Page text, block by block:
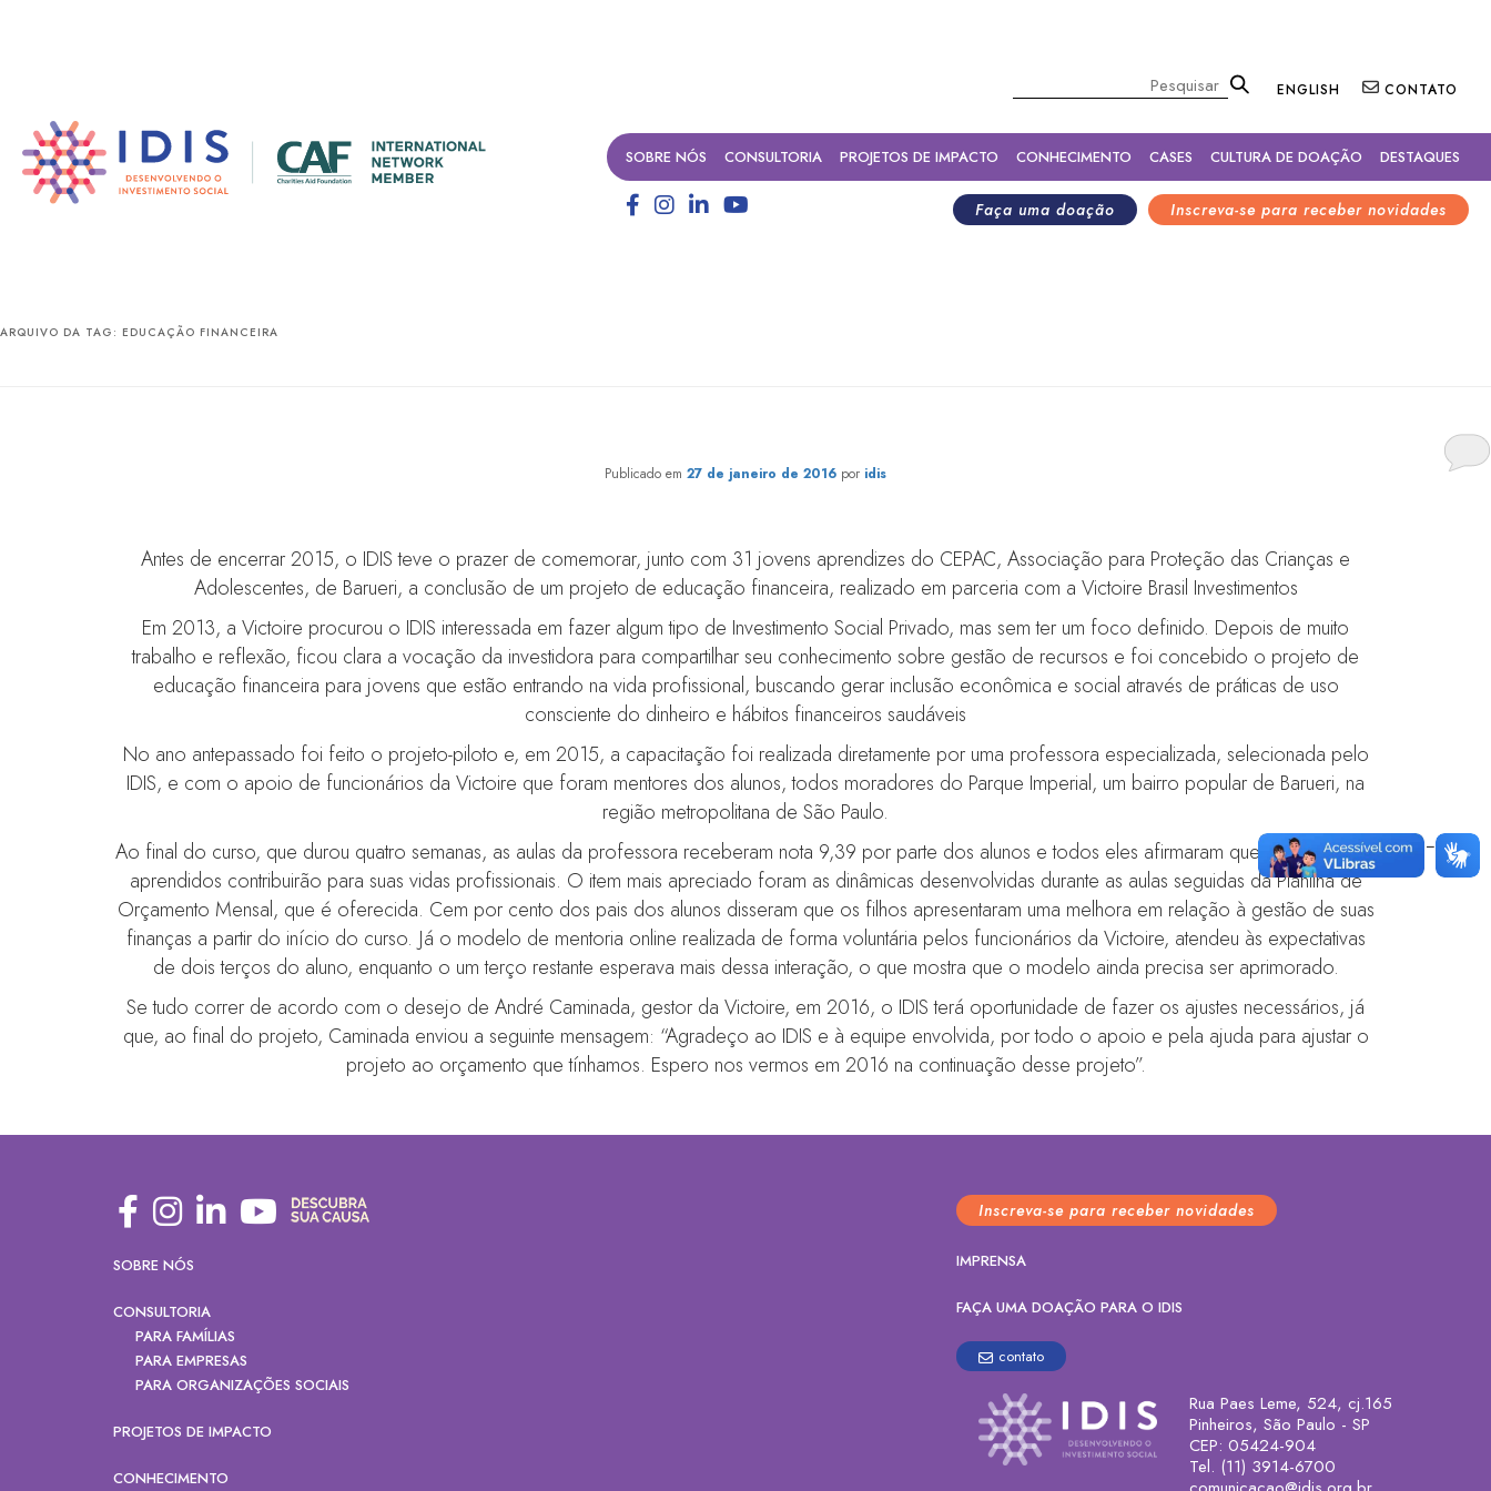
ENGLISH CONTATO
SOBRE NÓS CONSULTORIA PROJETOS DE IMPACTO CONHECIMENTO CASES CULTURA DE DOAÇÃO DESTAQUES
Inscreva-se para receber novidades
Faça uma doação
ARQUIVO DA TAG: EDUCAÇÃO FINANCEIRA
Publicado em 27 de janeiro de 2016 por idis
Antes de encerrar 2015, o IDIS teve o prazer de comemorar, junto com 31 jovens aprendizes do CEPAC, Associação para Proteção das Crianças e
Adolescentes, de Barueri, a conclusão de um projeto de educação financeira, realizado em parceria com a Victoire Brasil Investimentos
Em 2013, a Victoire procurou o IDIS interessada em fazer algum tipo de Investimento Social Privado, mas sem ter um foco definido. Depois de muito
trabalho e reflexão, ficou clara a vocação da investidora para compartilhar seu conhecimento sobre gestão de recursos e foi concebido o projeto de
educação financeira para jovens que estão entrando na vida profissional, buscando gerar inclusão econômica e social através de práticas de uso
consciente do dinheiro e hábitos financeiros saudáveis
No ano antepassado foi feito o projeto-piloto e, em 2015, a capacitação foi realizada diretamente por uma professora especializada, selecionada pelo
IDIS, e com o apoio de funcionários da Victoire que foram mentores dos alunos, todos moradores do Parque Imperial, um bairro popular de Barueri, na
região metropolitana de São Paulo.
Ao final do curso, que durou quatro semanas, as aulas da professora receberam nota 9,39 por parte dos alunos e todos eles afirmaram que os conteúdos
aprendidos contribuirão para suas vidas profissionais. O item mais apreciado foram as dinâmicas desenvolvidas durante as aulas seguidas da Planilha de
Orçamento Mensal, que é oferecida. Cem por cento dos pais dos alunos disseram que os filhos apresentaram uma melhora em relação à gestão de suas
finanças a partir do início do curso. Já o modelo de mentoria online realizada de forma voluntária pelos funcionários da Victoire, atendeu às expectativas
de dois terços do aluno, enquanto o um terço restante esperava mais dessa interação, o que mostra que o modelo ainda precisa ser aprimorado.
Se tudo correr de acordo com o desejo de André Caminada, gestor da Victoire, em 2016, o IDIS terá oportunidade de fazer os ajustes necessários, já
que, ao final do projeto, Caminada enviou a seguinte mensagem: “Agradeço ao IDIS e à equipe envolvida, por todo o apoio e pela ajuda para ajustar o
projeto ao orçamento que tínhamos. Espero nos vermos em 2016 na continuação desse projeto”.
SOBRE NÓS
CONSULTORIA
PARA FAMÍLIAS
PARA EMPRESAS
PARA ORGANIZAÇÕES SOCIAIS
PROJETOS DE IMPACTO
CONHECIMENTO
Inscreva-se para receber novidades
IMPRENSA
FAÇA UMA DOAÇÃO PARA O IDIS
contato
Rua Paes Leme, 524, cj.165
Pinheiros, São Paulo - SP
CEP: 05424-904
Tel. (11) 3914-6700